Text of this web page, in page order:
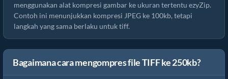
menggunakan alat kompresi gambar ke ukuran tertentu ezyZip.
Contoh ini menunjukkan kompresi JPEG ke 100kb, tetapi
langkah yang sama berlaku untuk tiff.
Bagaimana cara mengompres file TIFF ke 250kb?